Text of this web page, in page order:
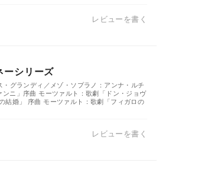
レビューを書く
ーシリーズ
グランディ／メゾ・ソプラノ：アンナ・ルチ
ニ」序曲 モーツァルト：歌劇「ドン・ジョヴ
結婚」 序曲 モーツァルト：歌劇「フィガロの
レビューを書く